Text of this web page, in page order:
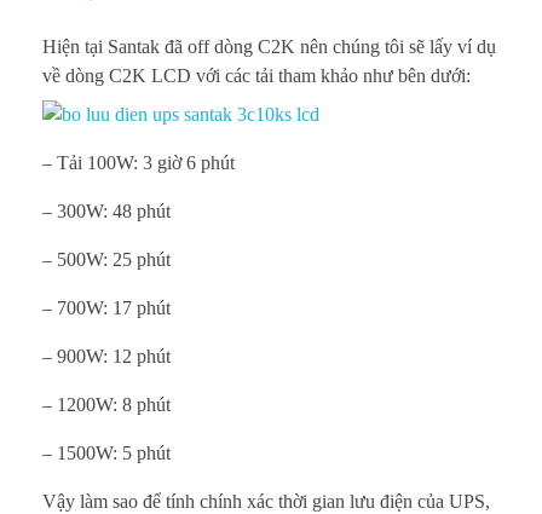
Hiện tại Santak đã off dòng C2K nên chúng tôi sẽ lấy ví dụ
về dòng C2K LCD với các tải tham khảo như bên dưới:
– Tải 100W: 3 giờ 6 phút
– 300W: 48 phút
– 500W: 25 phút
– 700W: 17 phút
– 900W: 12 phút
– 1200W: 8 phút
– 1500W: 5 phút
Vậy làm sao để tính chính xác thời gian lưu điện của UPS,